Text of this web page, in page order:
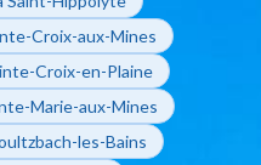
Croix-aux-Mines
Croix-en-Plaine
Marie-aux-Mines
les-Bains